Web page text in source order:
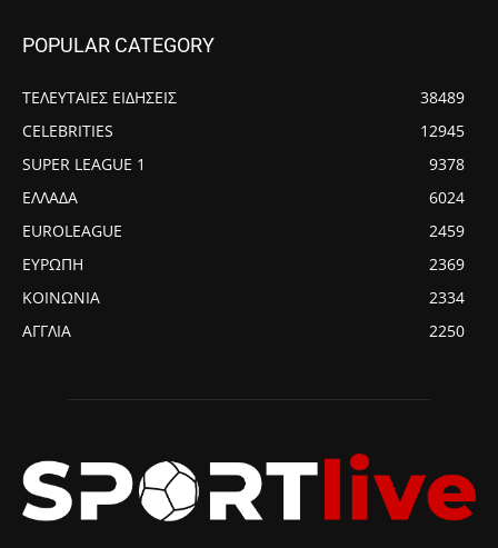
POPULAR CATEGORY
ΤΕΛΕΥΤΑΙΕΣ ΕΙΔΗΣΕΙΣ
38489
CELEBRITIES
12945
SUPER LEAGUE 1
9378
ΕΛΛΑΔΑ
6024
EUROLEAGUE
2459
ΕΥΡΩΠΗ
2369
ΚΟΙΝΩΝΙΑ
2334
ΑΓΓΛΙΑ
2250